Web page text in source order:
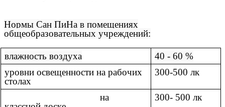
Нормы Сан ПиНа в помещениях
общеобразовательных учреждений:
влажность воздуха
40 - 60 %
уровни освещенности на рабочих
столах
300-500 лк
на
300- 500 лк